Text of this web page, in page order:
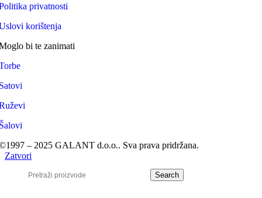
privatnosti
korištenja
bi te zanimati
– 2025 GALANT d.o.o.. Sva prava pridržana.
Zatvori
Search